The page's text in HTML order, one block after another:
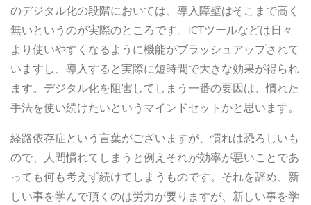
のデジタル化の段階においては、導入障壁はそこまで高く
無いというのが実際のところです。ICTツールなどは日々
より使いやすくなるように機能がブラッシュアップされて
いますし、導入すると実際に短時間で大きな効果が得られ
ます。デジタル化を阻害してしまう一番の要因は、慣れた
手法を使い続けたいというマインドセットかと思います。
経路依存症という言葉がございますが、慣れは恐ろしいも
ので、人間慣れてしまうと例えそれが効率が悪いことであ
っても何も考えず続けてしまうものです。それを辞め、新
しい事を学んで頂くのは労力が要りますが、新しい事を学